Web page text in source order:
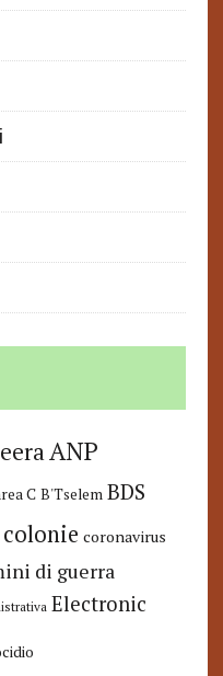
ANP
C B'Tselem BDS
colonie coronavirus
di guerra
Electronic